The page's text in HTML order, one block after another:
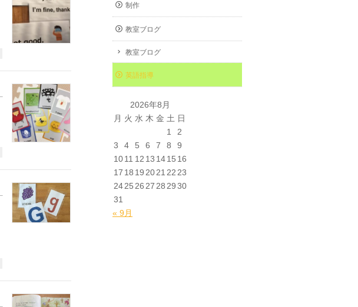
制作
教室ブログ
教室ブログ
英語指導
2026年8月
月 火 水 木 金 土 日
1
2
3
4 5 6 7 8
9
1011 12 13 1415 16
17 18 19 2021 22 23
2425 26 27 28 2930
31
« 9月